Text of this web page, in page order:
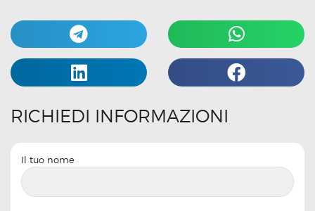
RICHIEDI INFORMAZIONI
Il tuo nome